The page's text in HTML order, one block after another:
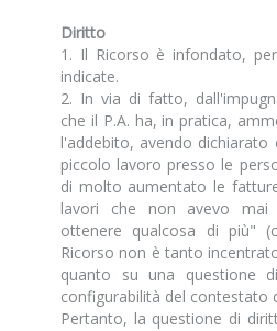
Diritto
1. Il Ricorso è infondato,
indicate.
2. In via di fatto,
che il P.A. ha, in pratica,
l'addebito, avendo
piccolo lavoro presso le
di molto aumentato le
lavori che non avevo
ottenere qualcosa di più"
Ricorso non è tanto
quanto su una questione
configurabilità del contestato
Pertanto, la questione di